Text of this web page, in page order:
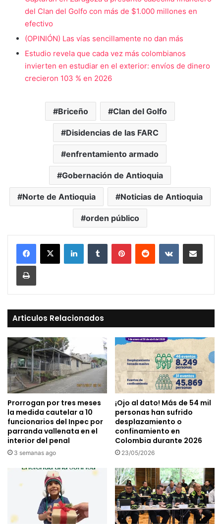
del Clan del Golfo con más de $1.000 millones en
efectivo
(OPINIÓN) Las vías sencillamente no dan más
Estudio revela que cada vez más colombianos
invierten en estudiar en el exterior: envíos de dinero
crecieron 103 % en 2026
Briceño Clan del Golfo
Disidencias de las FARC
enfrentamiento armado
Gobernación de Antioquia
Norte de Antioquia Noticias de Antioquia
orden público
LinkedInTumblr PinterestReddit VKontakteCompartir vía Mail
Print
Articulos Relacionados
Prorrogan por tres meses
la medida cautelar a 10
funcionarios del Inpec por
parranda vallenata en el
interior del penal
3 semanas ago
¡Ojo al dato! Más de 54 mil
personas han sufrido
desplazamiento o
confinamiento en
Colombia durante 2026
23/05/2026